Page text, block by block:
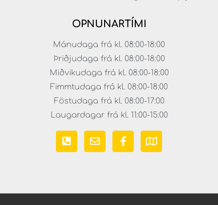
OPNUNARTÍMI
Mánudaga frá kl. 08:00-18:00
Þriðjudaga frá kl. 08:00-18:00
Miðvikudaga frá kl. 08:00-18:00
Fimmtudaga frá kl. 08:00-18:00
Föstudaga frá kl. 08:00-17:00
Laugardagar frá kl. 11:00-15:00